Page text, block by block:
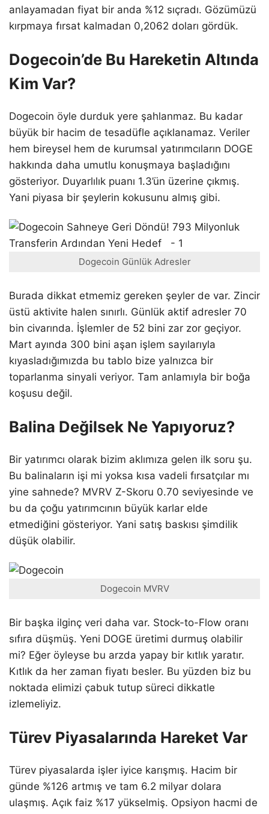
anlayamadan fiyat bir anda %12 sıçradı. Gözümüzü
kırpmaya fırsat kalmadan 0,2062 doları gördük.
Dogecoin’de Bu Hareketin Altında
Kim Var?
Dogecoin öyle durduk yere şahlanmaz. Bu kadar
büyük bir hacim de tesadüfle açıklanamaz. Veriler
hem bireysel hem de kurumsal yatırımcıların DOGE
hakkında daha umutlu konuşmaya başladığını
gösteriyor. Duyarlılık puanı 1.3’ün üzerine çıkmış.
Yani piyasa bir şeylerin kokusunu almış gibi.
Dogecoin Günlük Adresler
Burada dikkat etmemiz gereken şeyler de var. Zincir
üstü aktivite halen sınırlı. Günlük aktif adresler 70
bin civarında. İşlemler de 52 bini zar zor geçiyor.
Mart ayında 300 bini aşan işlem sayılarıyla
kıyasladığımızda bu tablo bize yalnızca bir
toparlanma sinyali veriyor. Tam anlamıyla bir boğa
koşusu değil.
Balina Değilsek Ne Yapıyoruz?
Bir yatırımcı olarak bizim aklımıza gelen ilk soru şu.
Bu balinaların işi mi yoksa kısa vadeli fırsatçılar mı
yine sahnede? MVRV Z-Skoru 0.70 seviyesinde ve
bu da çoğu yatırımcının büyük karlar elde
etmediğini gösteriyor. Yani satış baskısı şimdilik
düşük olabilir.
Dogecoin MVRV
Bir başka ilginç veri daha var. Stock-to-Flow oranı
sıfıra düşmüş. Yeni DOGE üretimi durmuş olabilir
mi? Eğer öyleyse bu arzda yapay bir kıtlık yaratır.
Kıtlık da her zaman fiyatı besler. Bu yüzden biz bu
noktada elimizi çabuk tutup süreci dikkatle
izlemeliyiz.
Türev Piyasalarında Hareket Var
Türev piyasalarda işler iyice karışmış. Hacim bir
günde %126 artmış ve tam 6.2 milyar dolara
ulaşmış. Açık faiz %17 yükselmiş. Opsiyon hacmi de